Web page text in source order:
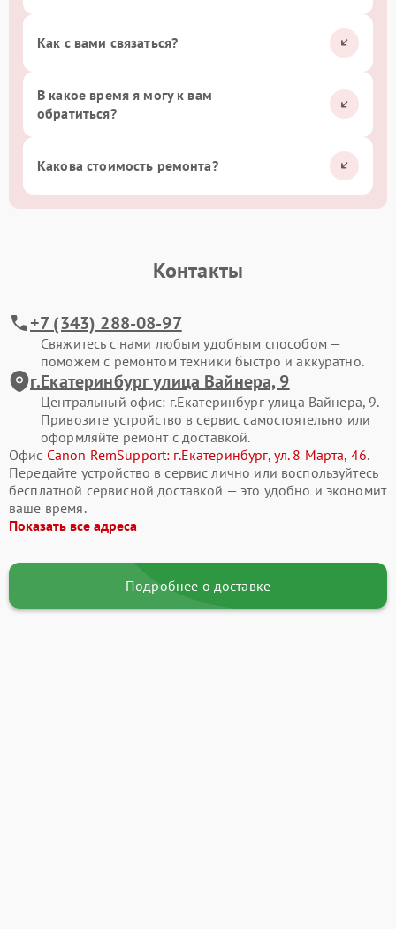
Как с вами связаться?
В какое время я могу к вам
обратиться?
Какова стоимость ремонта?
Контакты
+7 (343) 288-08-97
Свяжитесь с нами любым удобным способом —
поможем с ремонтом техники быстро и аккуратно.
г.Екатеринбург улица Вайнера, 9
Центральный офис: г.Екатеринбург улица Вайнера, 9.
Привозите устройство в сервис самостоятельно или
оформляйте ремонт с доставкой.
Офис Canon RemSupport: г.Екатеринбург, ул. 8 Марта, 46.
Передайте устройство в сервис лично или воспользуйтесь
бесплатной сервисной доставкой — это удобно и экономит
ваше время.
Показать все адреса
Подробнее о доставке